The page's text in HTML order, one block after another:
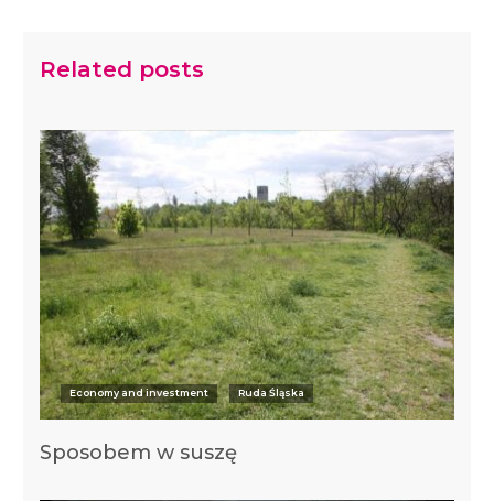
Related posts
Economy and investment Ruda Śląska
Sposobem w suszę